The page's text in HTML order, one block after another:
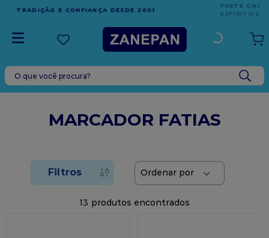
FRETE GRÁTIS
EM COMPRAS ACIMA DE R$1.000,00 PARA O
ESPÍRITO SANTO
O que você procura?
MARCADOR FATIAS
13
TERMOS MAIS BUSCADOS
caixa
vela
bala